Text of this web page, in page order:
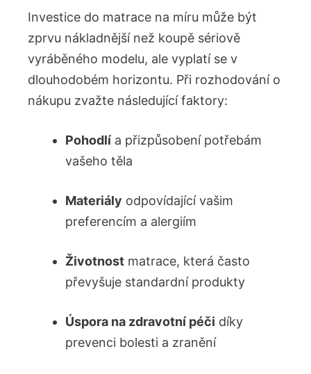
Investice do matrace na míru může být
zprvu nákladnější než koupě sériově
vyráběného modelu, ale vyplatí se v
dlouhodobém horizontu. Při rozhodování o
nákupu zvažte následující faktory:
Pohodlí a přizpůsobení potřebám
vašeho těla
Materiály odpovídající vašim
preferencím a alergiím
Životnost matrace, která často
převyšuje standardní produkty
Úspora na zdravotní péči díky
prevenci bolesti a zranění